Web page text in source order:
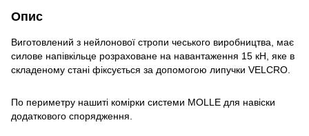
Опис
Виготовлений з нейлонової стропи чеського виробництва, має
силове напівкільце розраховане на навантаження 15 кН, яке в
складеному стані фіксується за допомогою липучки VELCRO.
По периметру нашиті комірки системи MOLLE для навіски
додаткового спорядження.